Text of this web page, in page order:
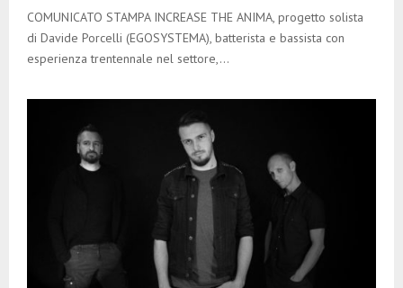
COMUNICATO STAMPA INCREASE THE ANIMA, progetto solista
di Davide Porcelli (EGOSYSTEMA), batterista e bassista con
esperienza trentennale nel settore,...